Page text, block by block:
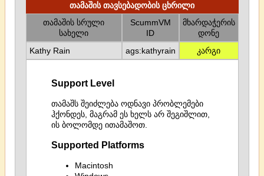
თამაშის თავსებადობის ცხრილი
თამაშის სრული
სახელი
ScummVM
ID
მხარდაჭერის
დონე
Kathy Rain
ags:kathyrain კარგი
Support Level
თამაშს შეიძლება ოდნავი პრობლემები
ჰქონდეს, მაგრამ ეს ხელს არ შეგიშლით,
ის ბოლომდე ითამაშოთ.
Supported Platforms
Macintosh